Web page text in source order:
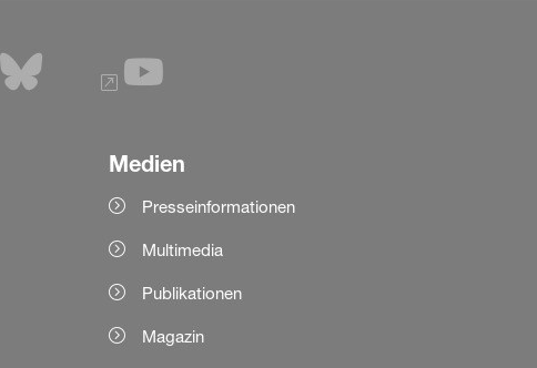
Medien
Presseinformationen
Multimedia
Publikationen
Magazin